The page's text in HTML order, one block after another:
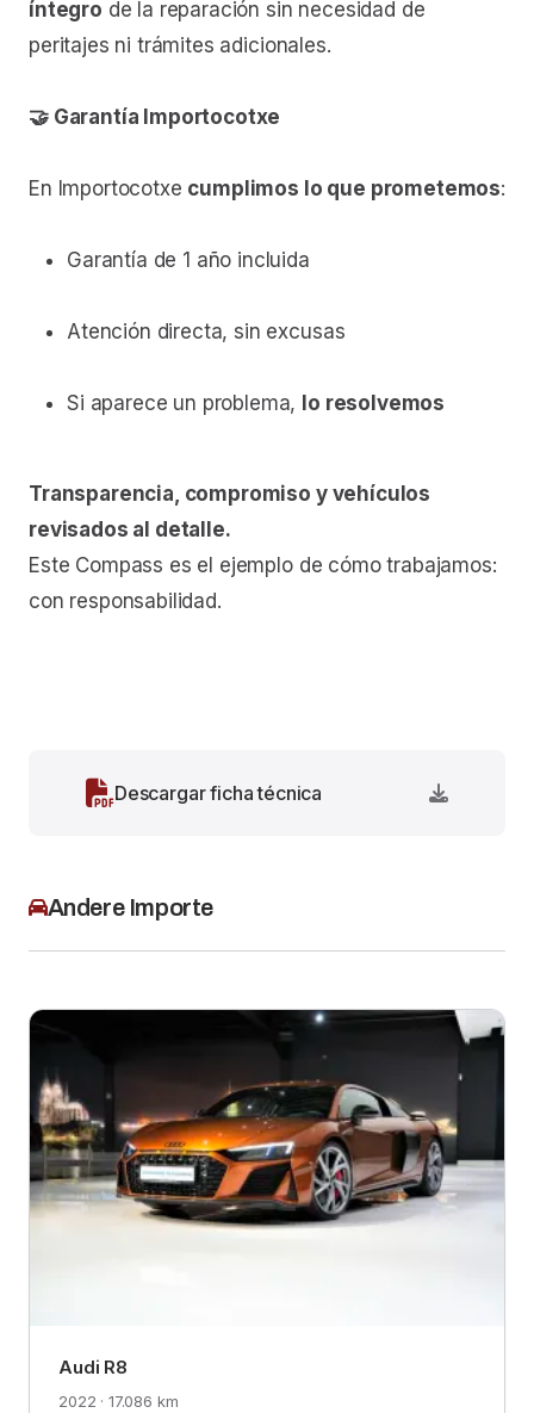
íntegro de la reparación sin necesidad de
peritajes ni trámites adicionales.
🤝 Garantía Importocotxe
En Importocotxe cumplimos lo que prometemos:
Garantía de 1 año incluida
Atención directa, sin excusas
Si aparece un problema, lo resolvemos
Transparencia, compromiso y vehículos
revisados al detalle.
Este Compass es el ejemplo de cómo trabajamos:
con responsabilidad.
Descargar ficha técnica
Andere Importe
Audi R8
2022 · 17.086 km